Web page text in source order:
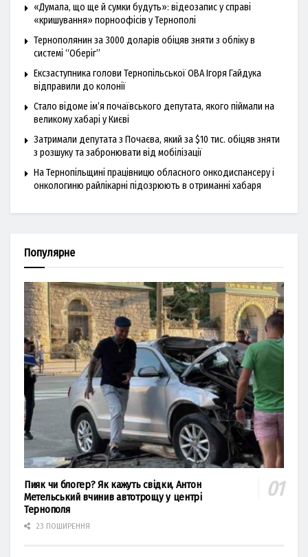
«Думала, що ще й сумки будуть»: відеозапис у справі
«кришування» порноофісів у Тернополі
Тернополянин за 3000 доларів обіцяв зняти з обліку в
системі “Оберіг”
Ексзаступника голови Тернопільської ОВА Ігоря Гайдука
відправили до колонії
Стало відоме ім’я почаївського депутата, якого піймали на
великому хабарі у Києві
Затримали депутата з Почаєва, який за $10 тис. обіцяв зняти
з розшуку та забронювати від мобілізації
На Тернопільщині працівницю обласного онкодиспансеру і
онкологиню райлікарні підозрюють в отриманні хабаря
Популярне
Пияк чи блогер? Як кажуть свідки, Антон
Метельський вчинив автотрощу у центрі
Тернополя
23 ПОШИРЕННЯ